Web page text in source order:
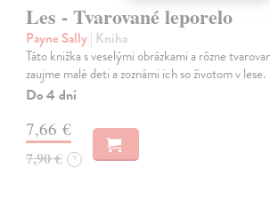
Les - Tvarované leporelo
Payne Sally| Kniha
Táto knižka s veselými obrázkami a rôzne
zaujme malé deti a zoznámi ich so životom v lese.
Do 4 dní
7,66 €
7,90 € ?